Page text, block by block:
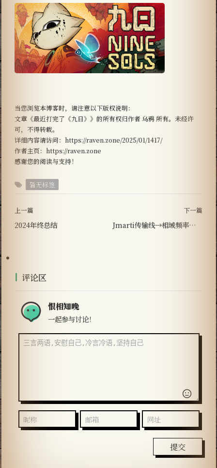
当您浏览本博客时，请注意以下版权说明：
文章《最近打完了《九日》》的所有权归作者 乌鸦 所有。未经许
可，不得转载。
详细内容请访问：https://raven.zone/2025/01/1417/
作者主页：https://raven.zone
感谢您的阅读与支持！
暂无标签
上一篇
2024年终总结
下一篇
Jmarti传输线→相域频率相关线参数转换
评论区
恨相知晚
一起参与讨论！
提交